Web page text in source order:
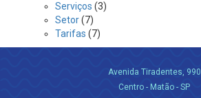
Serviços (3)
Setor(7)
Tarifas (7)
Avenida Tiradentes, 990
Centro - Matão - SP